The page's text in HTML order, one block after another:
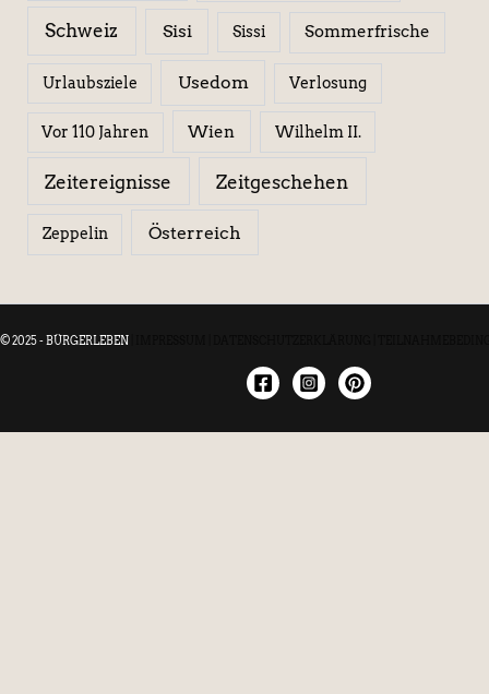
Schweiz Sisi Sissi Sommerfrische
Urlaubsziele Usedom Verlosung
Vor 110 Jahren Wien Wilhelm II.
Zeitereignisse Zeitgeschehen
Zeppelin Österreich
© 2025 - BÜRGERLEBEN